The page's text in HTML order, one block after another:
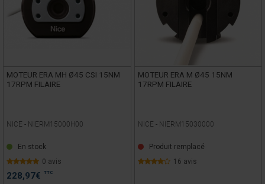
MOTEUR ERA MH Ø45 CSI 15NM
17RPM FILAIRE
NICE - NIERM15000H00
En stock
0 avis
228,97€ TTC
MOTEUR ERA M Ø45 15NM
17RPM FILAIRE
NICE - NIERM15030000
Produit remplacé
16 avis